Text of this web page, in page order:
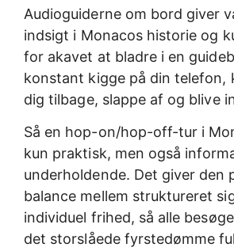
Audioguiderne om bord giver
indsigt i Monacos historie og
for akavet at bladre i en
konstant kigge på din telefon,
dig tilbage, slappe af og blive
Så en hop-on/hop-off-tur i
kun praktisk, men også
underholdende. Det giver den
balance mellem struktureret
individuel frihed, så alle
det storslåede fyrstedømme